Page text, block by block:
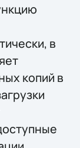
в
копий в